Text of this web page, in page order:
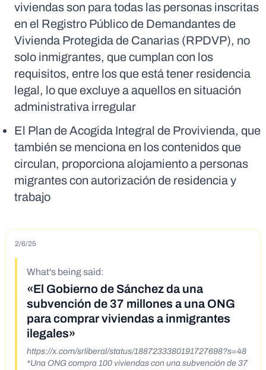
viviendas son para todas las personas inscritas
en el Registro Público de Demandantes de
Vivienda Protegida de Canarias (RPDVP), no
solo inmigrantes, que cumplan con los
requisitos, entre los que está tener residencia
legal, lo que excluye a aquellos en situación
administrativa irregular
El Plan de Acogida Integral de Provivienda, que
también se menciona en los contenidos que
circulan, proporciona alojamiento a personas
migrantes con autorización de residencia y
trabajo
2/6/25
What's being said:
«El Gobierno de Sánchez da una
subvención de 37 millones a una ONG
para comprar viviendas a inmigrantes
ilegales»
https://x.com/srliberal/status/1887233380191727698?s=48
*Una ONG compra 100 viviendas con una subvención de 37